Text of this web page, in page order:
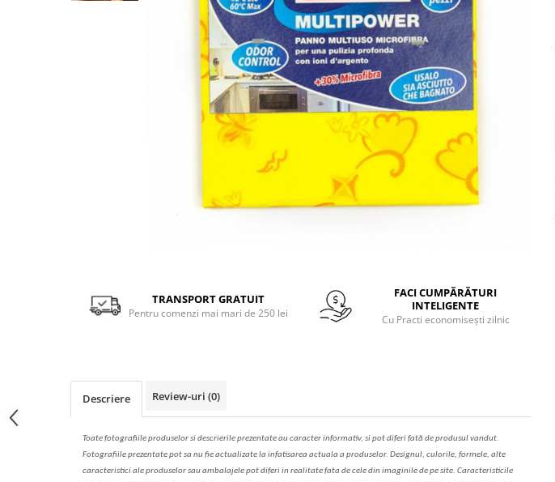
Sapun lichid, sapun
Vata demachianta
Facebook
TRANSPORT GRATUIT
Pentru comenzi mai mari de 250 lei
FACI CUMPĂRĂTURI
INTELIGENTE
Cu Practi economisești zilnic
Descriere Review-uri (0)
Toate fotografiile produselorsidescrierileprezentate au caracter informativ, si pot diferi fată de produsul vandut.
Fotografiile prezentate pot sa nu fie actualizate la infatisarea actuala a produselor. Designul, culorile, formele, alte
caracteristici ale produselor sau ambalajele pot diferi in realitate fata de cele din imaginile de pe site. Caracteristicile